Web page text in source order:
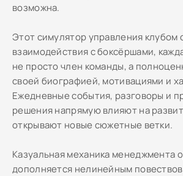
возможна.
Этот симулятор управления клубом
взаимодействия с боксёршами,
не просто член команды, а
своей биографией, мотивациями и
Ежедневные события, разговоры и
решения напрямую влияют на
открывают новые сюжетные ветки.
Казуальная механика менеджмента
дополняется нелинейным